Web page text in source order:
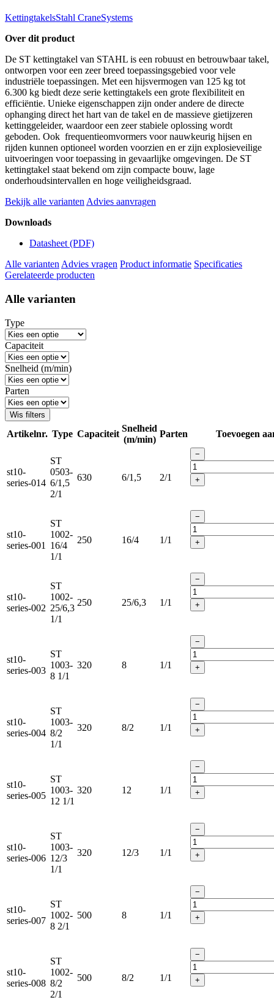
KettingtakelsStahl CraneSystems
Over dit product
De ST kettingtakel van STAHL is een robuust en betrouwbaar takel,
ontworpen voor een zeer breed toepassingsgebied voor vele
industriële toepassingen. Met een hijsvermogen van 125 kg tot
6.300 kg biedt deze serie kettingtakels een grote flexibiliteit en
efficiëntie. Unieke eigenschappen zijn onder andere de directe
ophanging direct het hart van de takel en de massieve gietijzeren
kettinggeleider, waardoor een zeer stabiele oplossing wordt
geboden. Ook frequentieomvormers voor nauwkeurig hijsen en
rijden kunnen optioneel worden voorzien en er zijn explosieveilige
uitvoeringen voor toepassing in gevaarlijke omgevingen. De ST
kettingtakel staat bekend om zijn compacte bouw, lage
onderhoudsintervallen en hoge veiligheidsgraad.
Bekijk alle varianten Advies aanvragen
Downloads
Datasheet (PDF)
Alle varianten Advies vragen Product informatie Specificaties
Gerelateerde producten
Alle varianten
Type
Capaciteit
Snelheid (m/min)
Parten
Wis filters
Artikelnr. Type Capaciteit
Snelheid
(m/min)
Parten Toevoegen
st10-
series-014
ST
0503-
6/1,5
2/1
630 6/1,5 2/1
−
+
st10-
series-001
ST
1002-
16/4
1/1
250 16/4 1/1
−
+
st10-
series-002
ST
1002-
25/6,3
1/1
250 25/6,3 1/1
−
+
st10-
series-003
ST
1003-
8 1/1
320 8 1/1
−
+
st10-
series-004
ST
1003-
8/2
1/1
320 8/2 1/1
−
+
st10-
series-005
ST
1003-
12 1/1
320 12 1/1
−
+
st10-
series-006
ST
1003-
12/3
1/1
320 12/3 1/1
−
+
st10-
series-007
ST
1002-
8 2/1
500 8 1/1
−
+
st10-
series-008
ST
1002-
8/2
2/1
500 8/2 1/1
−
+